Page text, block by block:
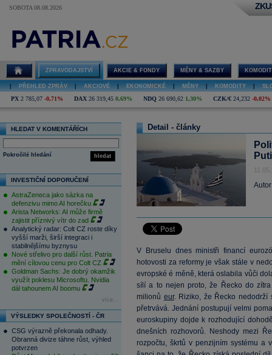
SOBOTA 08.08.2026
ZPRAVODAJSTVÍ AKCIE & FONDY MĚNY & SAZBY
PŘEHLED ZPRÁV AKCIOVÉ EKONOMICKÉ MĚNY KOMODITY
PX 2 785,07 -0,71% DAX 26 319,45 0,69% NDQ 26 690,62 1,30% CZK/€ 24,232 -0,02%
HLEDAT V KOMENTÁŘÍCH
hledat
Pokročilé hledání
INVESTIČNÍ DOPORUČENÍ
AstraZeneca jako sázka na
defenzivu mimo AI horečku
Arista Networks: AI může firmě
zajistit příznivý vítr do zad
Analytický radar: Colt CZ roste díky
vyšší marži, širší integraci i
stabilnějšímu byznysu
Nové střelivo pro další růst. Patria
mění cílovou cenu pro Colt CZ
Goldman Sachs: Je dobrý okamžik
využít poklesu Microsoftu. Nvidia
dál tahounem AI boomu
více...
VÝSLEDKY SPOLEČNOSTÍ - ČR
CSG výrazně překonala odhady.
Obranná divize táhne růst, výhled
potvrzen
Detail - články
V Bruselu dnes ministři financí
hotovosti za reformy je však stále v
evropské é měně, která oslabila vůči
sílí a to nejen proto, že Řecko do
milionů eur. Riziko, že Řecko nedodrží
přetrvává. Jednání postupují velmi
euroskupiny dojde k rozhodující
dnešních rozhovorů. Neshody mezi
rozpočtu, škrtů v penzijním systému a